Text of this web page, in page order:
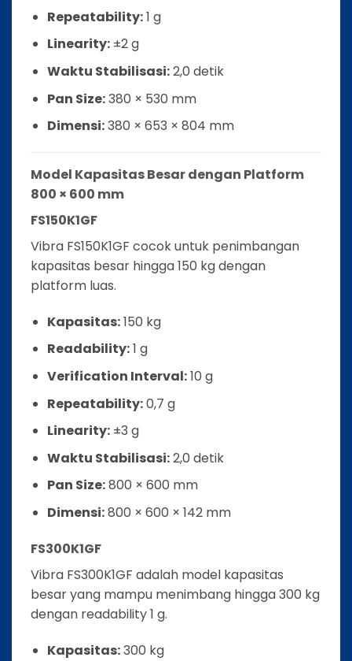
Repeatability:1 g
Linearity:±2 g
Waktu Stabilisasi:2,0 detik
Pan Size:380 × 530 mm
Dimensi:380 × 653 × 804 mm
Model Kapasitas Besar dengan Platform
800 × 600 mm
FS150K1GF
Vibra FS150K1GF cocok untuk penimbangan
kapasitas besar hingga 150 kg dengan
platform luas.
Kapasitas:150 kg
Readability:1 g
Verification Interval:10 g
Repeatability:0,7 g
Linearity:±3 g
Waktu Stabilisasi:2,0 detik
Pan Size:800 × 600 mm
Dimensi:800 × 600 × 142 mm
FS300K1GF
Vibra FS300K1GF adalah model kapasitas
besar yang mampu menimbang hingga 300 kg
dengan readability 1 g.
Kapasitas:300 kg